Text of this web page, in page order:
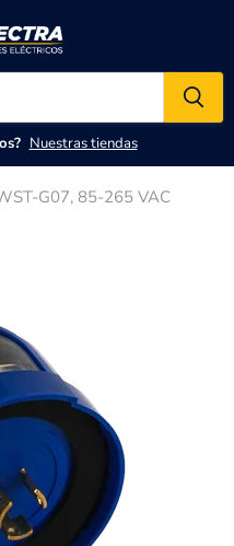
Nuestras tiendas
G07, 85-265 VAC